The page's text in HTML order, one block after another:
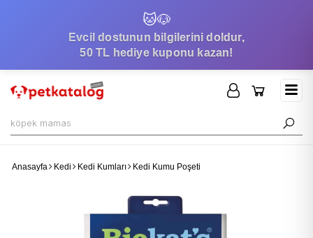
🐱🐶
Evcil dostunun bilgilerini doldur,
50 TL hediye kuponu kazan!
Anasayfa Kedi Kedi Kumları Kedi Kumu Poşeti